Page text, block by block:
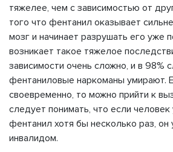
тяжелее, чем с зависимостью от
того что фентанил оказывает
мозг и начинает разрушать его уже
возникает такое тяжелое
зависимости очень сложно, и в 98%
фентаниловые наркоманы умирают.
своевременно, то можно прийти к
следует понимать, что если
фентанил хотя бы несколько раз, он
инвалидом.